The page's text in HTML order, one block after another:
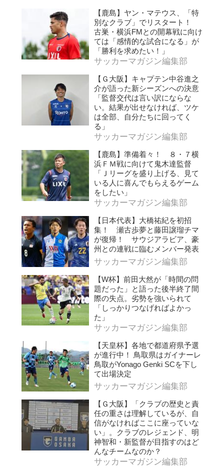
【鹿島】ヤン・マテウス、「特
別なクラブ」でリスタート！
古巣・横浜FMとの開幕戦に向け
ては「感情的な試合になる」が
「勝利を求めたい！」
サッカーマガジン編集部
【Ｇ大阪】キャプテン中谷進之
介が語った新シーズンへの決意
「監督交代は言い訳にならな
い。結果が出せなければ、ツケ
は全部、自分たちに回ってく
る」
サッカーマガジン編集部
【鹿島】準備着々！ ８・７横
浜ＦＭ戦に向けて鬼木達監督
「Ｊリーグを盛り上げる、見て
いる人に喜んでもらえるゲーム
をしたい」
サッカーマガジン編集部
【日本代表】大橋祐紀を初招
集！ 瀬古歩夢と藤田譲瑠チマ
が復帰！ サウジアラビア、豪
州との連戦に臨むメンバー発表
サッカーマガジン編集部
【W杯】前田大然が「時間の問
題だった」と語った後半終了間
際の失点。劣勢を強いられて
「しっかりつなげればよかっ
た」
サッカーマガジン編集部
【天皇杯】各地で都道府県予選
が進行中！ 鳥取県はガイナーレ
鳥取がYonago Genki SCを下し
て出場決定
サッカーマガジン編集部
【Ｇ大阪】「クラブの歴史と責
任の重さは理解しているが、自
信がなければここに座っていな
い」。クラブのレジェンド、明
神智和・新監督が目指すのはど
んなチームなのか？
サッカーマガジン編集部